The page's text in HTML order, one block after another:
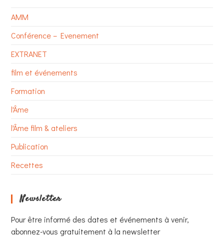
AMM
Conférence – Evenement
EXTRANET
film et événements
Formation
l'Âme
l'Âme film & ateliers
Publication
Recettes
Newsletter
Pour être informé des dates et événements à venir,
abonnez-vous gratuitement à la newsletter